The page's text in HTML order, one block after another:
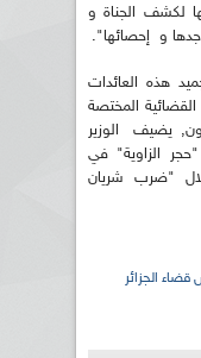
لكشف الجناة و
و إحصائها".
هذه العائدات
المختصة
يضيف الوزير
"حجر الزاوية" في
"ضرب شريان
الجزائر